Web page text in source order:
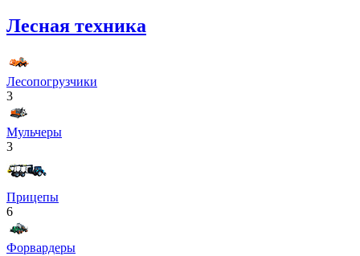
Лесная техника
Лесопогрузчики
3
Мульчеры
3
Прицепы
6
Форвардеры